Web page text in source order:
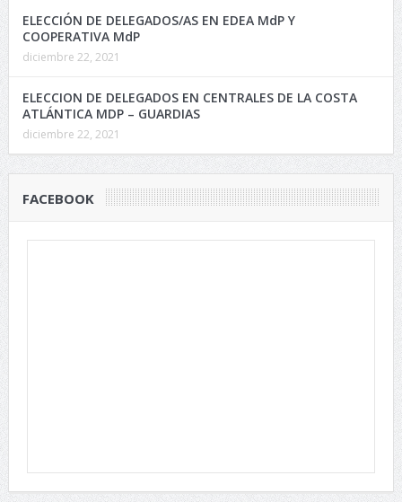
ELECCIÓN DE DELEGADOS/AS EN EDEA MdP Y
COOPERATIVA MdP
diciembre 22, 2021
ELECCION DE DELEGADOS EN CENTRALES DE LA COSTA
ATLÁNTICA MDP – GUARDIAS
diciembre 22, 2021
FACEBOOK